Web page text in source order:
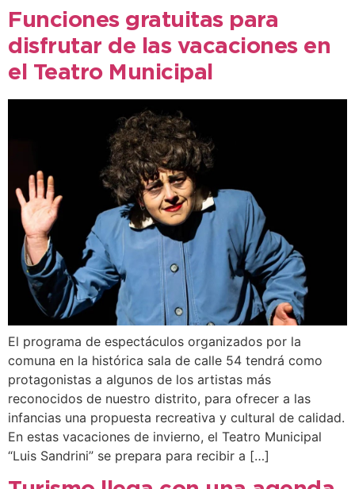
Funciones gratuitas para
disfrutar de las vacaciones en
el Teatro Municipal
El programa de espectáculos organizados por la
comuna en la histórica sala de calle 54 tendrá como
protagonistas a algunos de los artistas más
reconocidos de nuestro distrito, para ofrecer a las
infancias una propuesta recreativa y cultural de calidad.
En estas vacaciones de invierno, el Teatro Municipal
“Luis Sandrini” se prepara para recibir a […]